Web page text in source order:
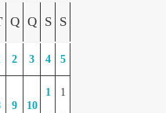
Q Q S S
2 3 4 5
9 10
1 1